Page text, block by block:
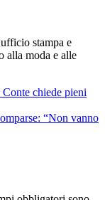
stampa e
alla moda e alle
chiede pieni
“Non vanno